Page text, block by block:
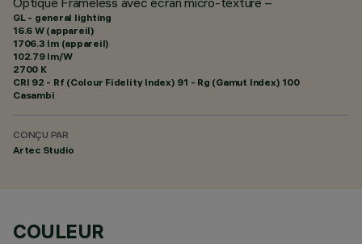
GL - general lighting
16.6 W (appareil)
1706.3 lm (appareil)
102.79 lm/W
2700 K
CRI 92 - Rf (Colour Fidelity Index) 91 - Rg (Gamut Index) 100
Casambi
CONÇU PAR
Artec Studio
COULEUR